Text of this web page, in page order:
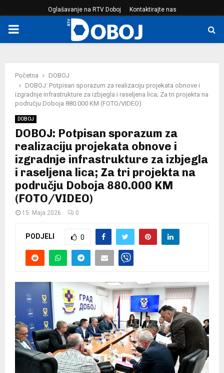
Oglašavanje na RTV Doboj Kontaktirajte nas
PRIMARY
Početna
DOBOJ
DOBOJ: Potpisan sporazum za realizaciju projekata obnove i
izgradnje infrastrukture za izbjegla i raseljena lica; Za tri projekta na
području Doboja 880.000 KM (FOTO/VIDEO)
DOBOJ
DOBOJ: Potpisan sporazum za
realizaciju projekata obnove i
izgradnje infrastrukture za izbjegla
i raseljena lica; Za tri projekta na
području Doboja 880.000 KM
(FOTO/VIDEO)
15. Maja 2026. 0
PODJELI 0